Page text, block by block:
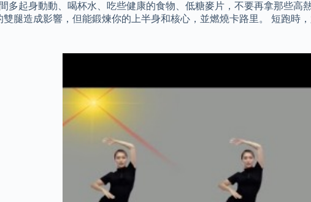
多起身動動、喝杯水、吃些健康的食物、低糖麥片，不要再拿那些
腿造成影響，但能鍛煉你的上半身和核心，並燃燒卡路里。 短跑